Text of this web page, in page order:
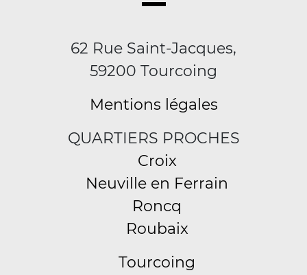
62 Rue Saint-Jacques,
59200 Tourcoing
Mentions légales
QUARTIERS PROCHES
Croix
Neuville en Ferrain
Roncq
Roubaix
Tourcoing